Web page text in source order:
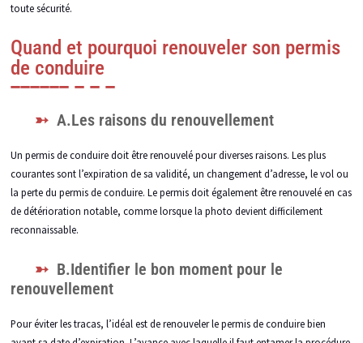
toute sécurité.
Quand et pourquoi renouveler son permis
de conduire
A.Les raisons du renouvellement
Un permis de conduire doit être renouvelé pour diverses raisons. Les plus
courantes sont l’expiration de sa validité, un changement d’adresse, le vol ou
la perte du permis de conduire. Le permis doit également être renouvelé en cas
de détérioration notable, comme lorsque la photo devient difficilement
reconnaissable.
B.Identifier le bon moment pour le
renouvellement
Pour éviter les tracas, l’idéal est de renouveler le permis de conduire bien